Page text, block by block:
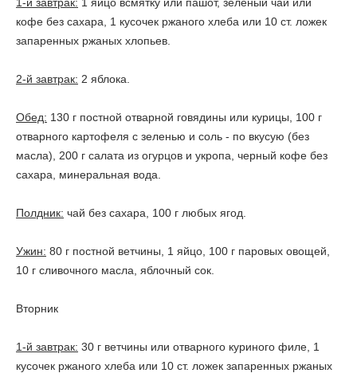
кофе без сахара, 1 кусочек ржаного хлеба или 10 ст. ложек
запаренных ржаных хлопьев.
2-й завтрак: 2 яблока.
Обед: 130 г постной отварной говядины или курицы, 100 г
отварного картофеля с зеленью и соль - по вкусую (без
масла), 200 г салата из огурцов и укропа, черный кофе без
сахара, минеральная вода.
Полдник: чай без сахара, 100 г любых ягод.
Ужин: 80 г постной ветчины, 1 яйцо, 100 г паровых овощей,
10 г сливочного масла, яблочный сок.
Вторник
1-й завтрак: 30 г ветчины или отварного куриного филе, 1
кусочек ржаного хлеба или 10 ст. ложек запаренных ржаных